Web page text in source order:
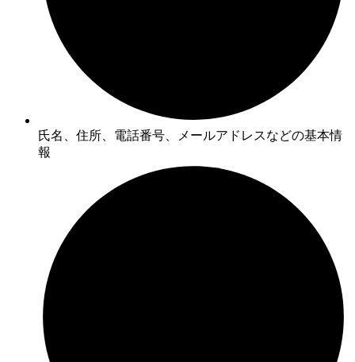
氏名、住所、電話番号、メールアドレスなどの基本情
報